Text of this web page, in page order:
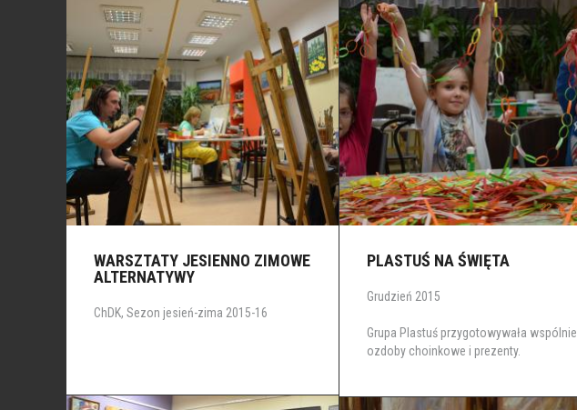
WARSZTATY JESIENNO ZIMOWE
ALTERNATYWY
ChDK, Sezon jesień-zima 2015-16
PLASTUŚ NA ŚWIĘTA
Grudzień 2015
Grupa Plastuś przygotowywała wspólnie
ozdoby choinkowe i prezenty.